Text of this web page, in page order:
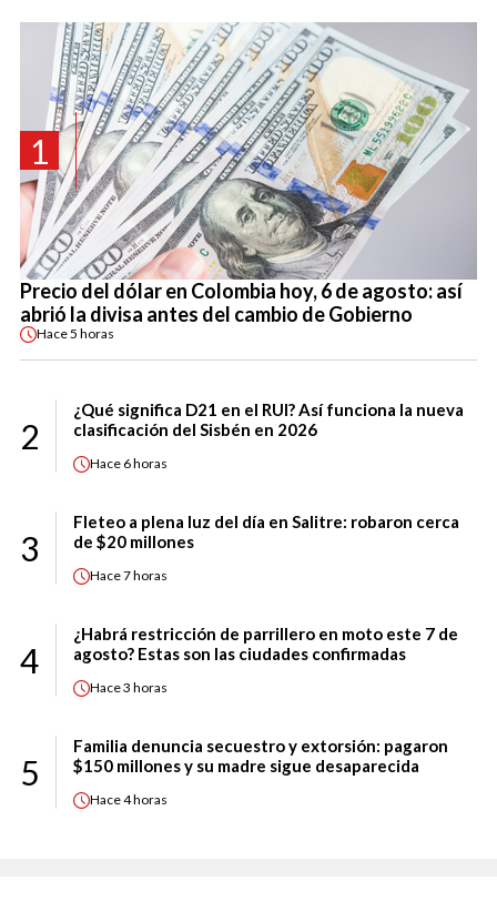
1
Precio del dólar en Colombia hoy, 6 de agosto: así
abrió la divisa antes del cambio de Gobierno
Hace5 horas
2
¿Qué significa D21 en el RUI? Así funciona la nueva
clasificación del Sisbén en 2026
Hace 6 horas
3
Fleteo a plena luz del día en Salitre: robaron cerca
de $20 millones
Hace7 horas
4
¿Habrá restricción de parrillero en moto este 7 de
agosto? Estas son las ciudades confirmadas
Hace3 horas
5
Familia denuncia secuestro y extorsión: pagaron
$150 millones y su madre sigue desaparecida
Hace4 horas